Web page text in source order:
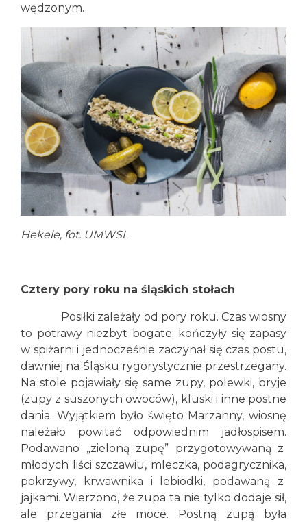
wędzonym.
Hekele, fot. UMWSL
Cztery pory roku na śląskich stołach
Posiłki zależały od pory roku. Czas wiosny
to potrawy niezbyt bogate; kończyły się zapasy
w spiżarni i jednocześnie zaczynał się czas postu,
dawniej na Śląsku rygorystycznie przestrzegany.
Na stole pojawiały się same zupy, polewki, bryje
(zupy z suszonych owoców), kluski i inne postne
dania. Wyjątkiem było święto Marzanny, wiosnę
należało powitać odpowiednim jadłospisem.
Podawano „zieloną zupę” przygotowywaną z
młodych liści szczawiu, mleczka, podagrycznika,
pokrzywy, krwawnika i lebiodki, podawaną z
jajkami. Wierzono, że zupa ta nie tylko dodaje sił,
ale przegania złe moce. Postną zupą była